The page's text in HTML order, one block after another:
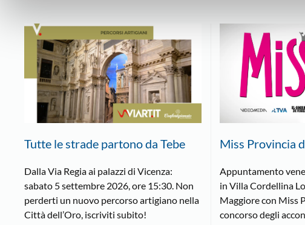
Tutte le strade partono da Tebe
Dalla Via Regia ai palazzi di Vicenza:
sabato 5 settembre 2026, ore 15:30. Non
perderti un nuovo percorso artigiano nella
Città dell’Oro, iscriviti subito!
Miss Provincia
Appuntamento
in Villa Cordellina
Maggiore con Miss
concorso degli